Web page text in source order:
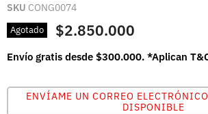
SKU CONG0074
Agotado $2.850.000
Envío gratis desde $300.000. *Aplican
ENVÍAME UN CORREO
DISPONIBLE